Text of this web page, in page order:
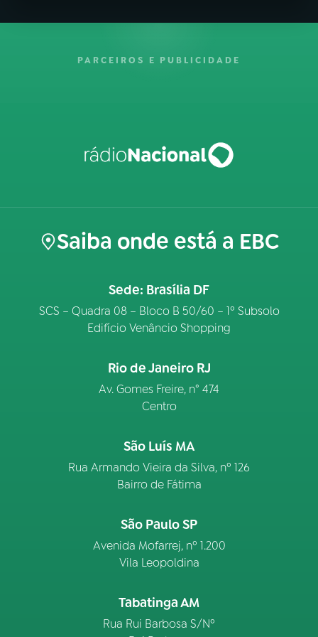
PARCEIROS E PUBLICIDADE
Saiba onde está a EBC
Sede: Brasília DF
SCS – Quadra 08 – Bloco B 50/60 – 1º Subsolo
Edifício Venâncio Shopping
Rio de Janeiro RJ
Av. Gomes Freire, n° 474
Centro
São Luís MA
Rua Armando Vieira da Silva, nº 126
Bairro de Fátima
São Paulo SP
Avenida Mofarrej, nº 1.200
Vila Leopoldina
Tabatinga AM
Rua Rui Barbosa S/Nº